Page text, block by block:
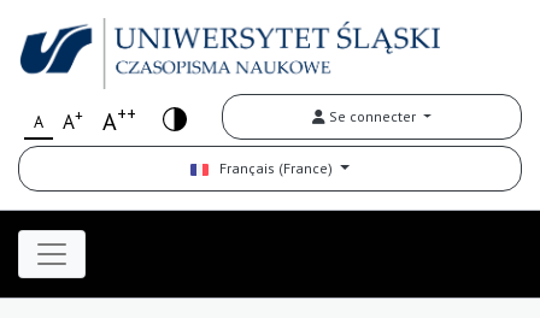
A A+ A++ Se connecter
Français (France)